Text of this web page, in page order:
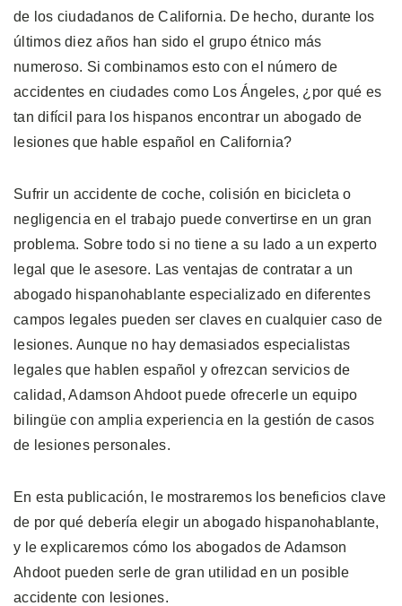
de los ciudadanos de California. De hecho, durante los
últimos diez años han sido el grupo étnico más
numeroso. Si combinamos esto con el número de
accidentes en ciudades como Los Ángeles, ¿por qué es
tan difícil para los hispanos encontrar un abogado de
lesiones que hable español en California?
Sufrir un accidente de coche, colisión en bicicleta o
negligencia en el trabajo puede convertirse en un gran
problema. Sobre todo si no tiene a su lado a un experto
legal que le asesore. Las ventajas de contratar a un
abogado hispanohablante especializado en diferentes
campos legales pueden ser claves en cualquier caso de
lesiones. Aunque no hay demasiados especialistas
legales que hablen español y ofrezcan servicios de
calidad, Adamson Ahdoot puede ofrecerle un equipo
bilingüe con amplia experiencia en la gestión de casos
de lesiones personales.
En esta publicación, le mostraremos los beneficios clave
de por qué debería elegir un abogado hispanohablante,
y le explicaremos cómo los abogados de Adamson
Ahdoot pueden serle de gran utilidad en un posible
accidente con lesiones.